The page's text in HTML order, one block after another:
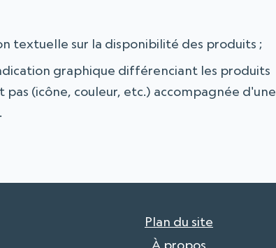
textuelle sur la disponibilité des produits ;
graphique différenciant les produits
(icône, couleur, etc.) accompagnée d'une
Plan du site
À propos